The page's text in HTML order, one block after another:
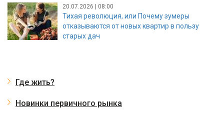
20.07.2026 | 08:00
Тихая революция, или Почему зумеры
отказываются от новых квартир в пользу
старых дач
Где жить?
Новинки первичного рынка